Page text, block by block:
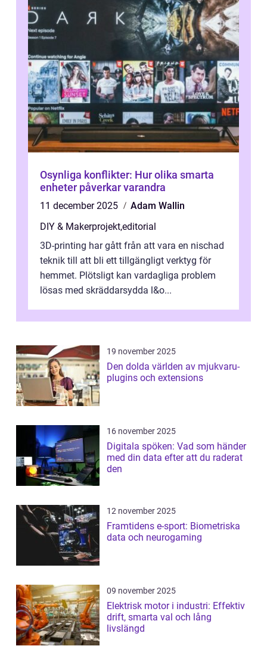
Osynliga konflikter: Hur olika smarta
enheter påverkar varandra
11 december 2025
Adam Wallin
DIY & Makerprojekt,editorial
3D-printing har gått från att vara en nischad
teknik till att bli ett tillgängligt verktyg för
hemmet. Plötsligt kan vardagliga problem
lösas med skräddarsydda l&o...
19 november 2025
Den dolda världen av mjukvaru-
plugins och extensions
16 november 2025
Digitala spöken: Vad som händer
med din data efter att du raderat
den
12 november 2025
Framtidens e-sport: Biometriska
data och neurogaming
09 november 2025
Elektrisk motor i industri: Effektiv
drift, smarta val och lång
livslängd